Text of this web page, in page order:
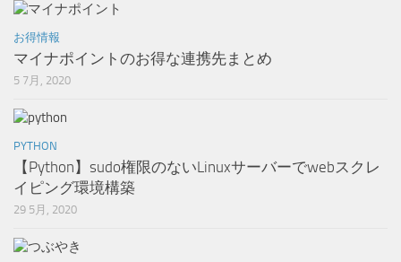
お得情報
マイナポイントのお得な連携先まとめ
5 7月, 2020
PYTHON
【Python】sudo権限のないLinuxサーバーでwebスクレ
イピング環境構築
29 5月, 2020